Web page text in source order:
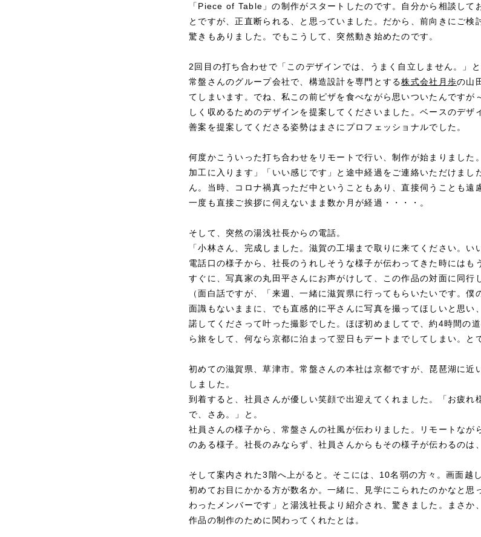
「Piece of Table」の制作がスタートしたのです。自分から相談して
とですが、正直断られる、と思っていました。だから、前向きにご検
驚きもありました。でもこうして、突然動き始めたのです。
2回目の打ち合わせで「このデザインでは、うまく自立しません。」
常盤さんのグループ会社で、構造設計を専門とする株式会社月歩の山
てしまいます。でね、私この前ピザを食べながら思いついたんですが
しく収めるためのデザインを提案してくださいました。ベースのデザ
善案を提案してくださる姿勢はまさにプロフェッショナルでした。
何度かこういった打ち合わせをリモートで行い、制作が始まりました
加工に入ります」「いい感じです」と途中経過をご連絡いただけまし
ん。当時、コロナ禍真っただ中ということもあり、直接伺うことも遠
一度も直接ご挨拶に伺えないまま数か月が経過・・・・。
そして、突然の湯浅社長からの電話。
「小林さん、完成しました。滋賀の工場まで取りに来てください。い
電話口の様子から、社長のうれしそうな様子が伝わってきた時にはも
すぐに、写真家の丸田平さんにお声がけして、この作品の対面に同行
（面白話ですが、「来週、一緒に滋賀県に行ってもらいたいです。
面識もないままに、でも直感的に平さんに写真を撮ってほしいと思い
諾してくださって叶った撮影でした。ほぼ初めましてで、約4時間の
ら旅をして、何なら京都に泊まって翌日もデートまでしてしまい。と
初めての滋賀県、草津市。常盤さんの本社は京都ですが、琵琶湖に近
しました。
到着すると、社員さんが優しい笑顔で出迎えてくれました。「お疲れ
で、さあ。」と。
社員さんの様子から、常盤さんの社風が伝わりました。リモートなが
のある様子。社長のみならず、社員さんからもその様子が伝わるのは
そして案内された3階へ上がると。そこには、10名弱の方々。画面越
初めてお目にかかる方が数名か。一緒に、見学にこられたのかなと思
わったメンバーです」と湯浅社長より紹介され、驚きました。まさか
作品の制作のために関わってくれたとは。